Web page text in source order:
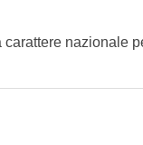
nazionale